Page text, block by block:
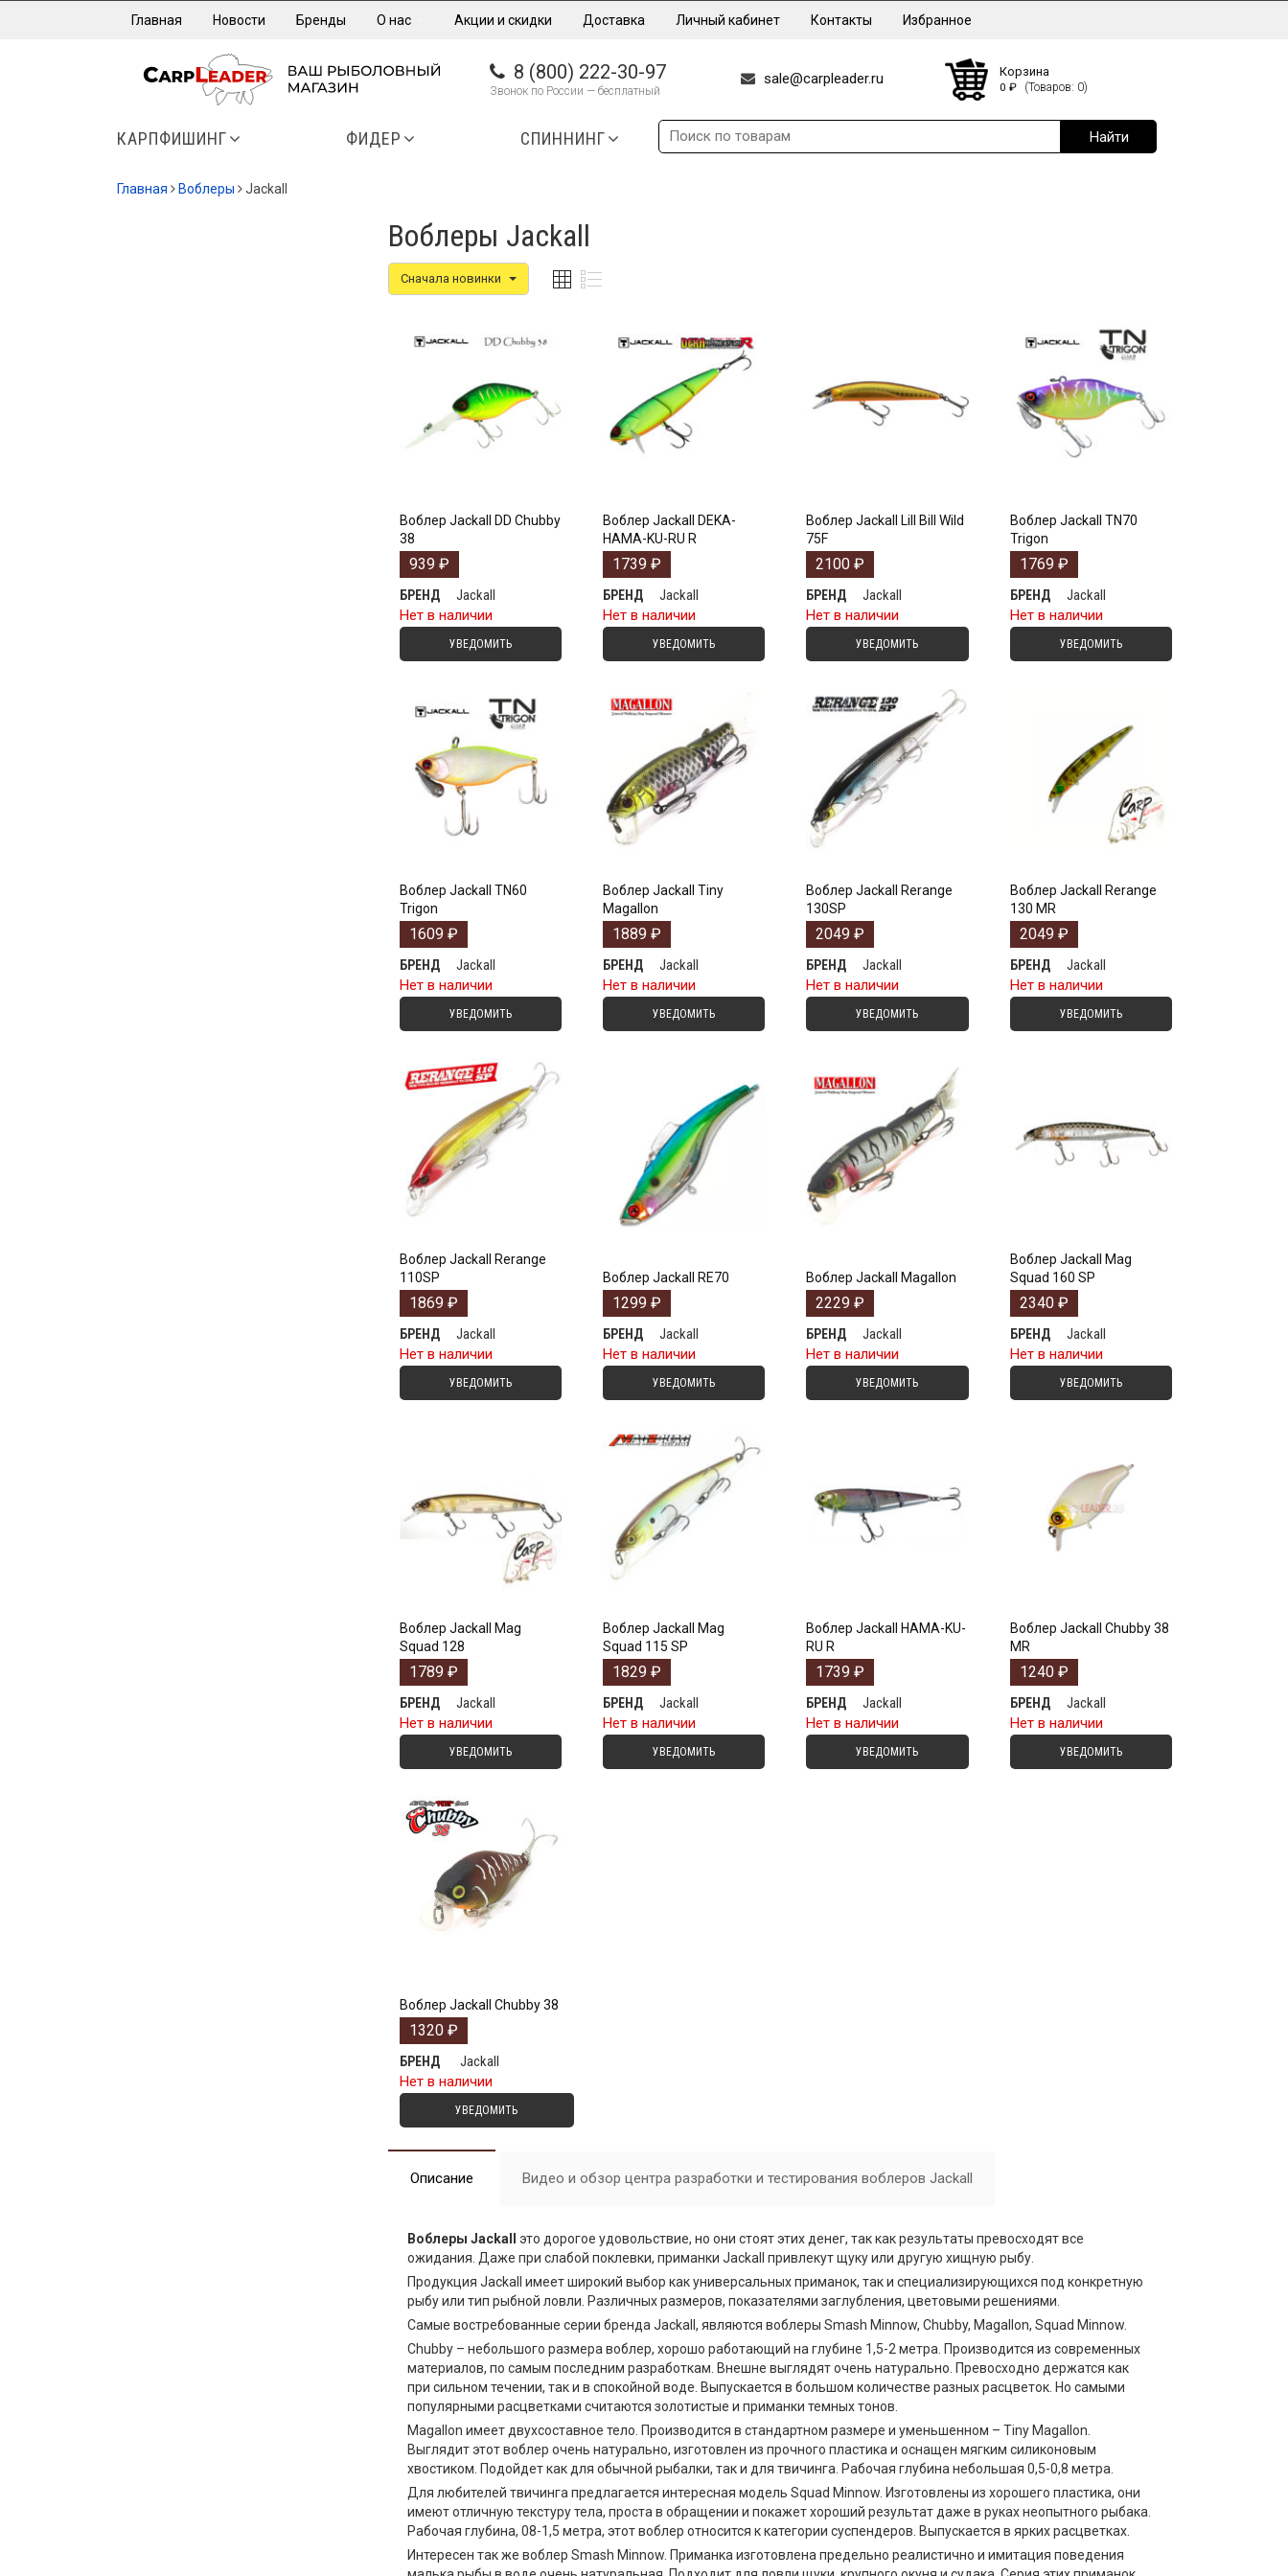
Главная Новости Бренды О нас Акции и скидки Доставка Личный кабинет Контакты Избранное
8 (800) 222-30-97
Звонок по России — бесплатный
sale@carpleader.ru Корзина
0 ₽ (Товаров: 0)
КАРПФИШИНГ ФИДЕР СПИННИНГ
Главная Воблеры Jackall
Воблеры Jackall
Сначала новинки
Воблер Jackall DD Chubby
38
939 ₽
БРЕНД
Jackall
Нет в наличии
УВЕДОМИТЬ
Воблер Jackall DEKA-
HAMA-KU-RU R
1739 ₽
БРЕНД
Jackall
Нет в наличии
УВЕДОМИТЬ
Воблер Jackall Lill Bill Wild
75F
2100₽
БРЕНД
Jackall
Нет в наличии
УВЕДОМИТЬ
Воблер Jackall TN70
Trigon
1769 ₽
БРЕНД
Jackall
Нет в наличии
УВЕДОМИТЬ
Воблер Jackall TN60
Trigon
1609 ₽
БРЕНД
Jackall
Нет в наличии
УВЕДОМИТЬ
Воблер Jackall Tiny
Magallon
1889 ₽
БРЕНД
Jackall
Нет в наличии
УВЕДОМИТЬ
Воблер Jackall Rerange
130SP
2049₽
БРЕНД
Jackall
Нет в наличии
УВЕДОМИТЬ
Воблер Jackall Rerange
130 MR
2049 ₽
БРЕНД
Jackall
Нет в наличии
УВЕДОМИТЬ
Воблер Jackall Rerange
110SP
1869 ₽
БРЕНД
Jackall
Нет в наличии
УВЕДОМИТЬ
Воблер Jackall RE70
1299 ₽
БРЕНД
Jackall
Нет в наличии
УВЕДОМИТЬ
Воблер Jackall Magallon
2229₽
БРЕНД
Jackall
Нет в наличии
УВЕДОМИТЬ
Воблер Jackall Mag
Squad 160 SP
2340 ₽
БРЕНД
Jackall
Нет в наличии
УВЕДОМИТЬ
Воблер Jackall Mag
Squad 128
1789 ₽
БРЕНД
Jackall
Нет в наличии
УВЕДОМИТЬ
Воблер Jackall Mag
Squad 115 SP
1829 ₽
БРЕНД
Jackall
Нет в наличии
УВЕДОМИТЬ
Воблер Jackall HAMA-KU-
RU R
1739₽
БРЕНД
Jackall
Нет в наличии
УВЕДОМИТЬ
Воблер Jackall Chubby 38
MR
1240 ₽
БРЕНД
Jackall
Нет в наличии
УВЕДОМИТЬ
Воблер Jackall Chubby 38
1320 ₽
БРЕНД
Jackall
Нет в наличии
УВЕДОМИТЬ
Описание Видео и обзор центра разработки и тестирования воблеров Jackall
Воблеры Jackall
это дорогое удовольствие, но они стоят этих денег, так как результаты превосходят все
ожидания. Даже при слабой поклевки, приманки Jackall привлекут щуку или другую хищную рыбу.
Продукция Jackall имеет широкий выбор как универсальных приманок, так и специализирующихся под конкретную
рыбу или тип рыбной ловли. Различных размеров, показателями заглубления, цветовыми решениями.
Самые востребованные серии бренда Jackall, являются воблеры Smash Minnow, Chubby, Magallon, Squad Minnow.
Chubby – небольшого размера воблер, хорошо работающий на глубине 1,5-2 метра. Производится из современных
материалов, по самым последним разработкам. Внешне выглядят очень натурально. Превосходно держатся как
при сильном течении, так и в спокойной воде. Выпускается в большом количестве разных расцветок. Но самыми
популярными расцветками считаются золотистые и приманки темных тонов.
Magallon имеет двухсоставное тело. Производится в стандартном размере и уменьшенном – Tiny Magallon.
Выглядит этот воблер очень натурально, изготовлен из прочного пластика и оснащен мягким силиконовым
хвостиком. Подойдет как для обычной рыбалки, так и для твичинга. Рабочая глубина небольшая 0,5-0,8 метра.
Для любителей твичинга предлагается интересная модель Squad Minnow. Изготовлены из хорошего пластика, они
имеют отличную текстуру тела, проста в обращении и покажет хороший результат даже в руках неопытного рыбака.
Рабочая глубина, 08-1,5 метра, этот воблер относится к категории суспендеров. Выпускается в ярких расцветках.
Интересен так же воблер Smash Minnow. Приманка изготовлена предельно реалистично и имитация поведения